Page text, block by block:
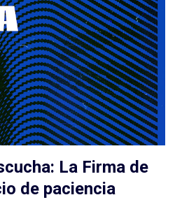
la presencia en la
portada, el genial título pueden ser
montones de escuchas iniciales
arrancar. La pasé bien escuchando
cuarto y el octavo/noveno pero
La Firma de
de paciencia